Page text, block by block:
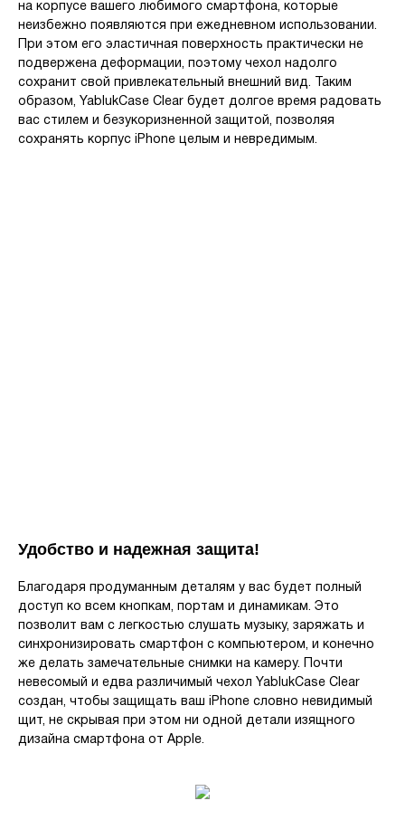
на корпусе вашего любимого смартфона, которые
неизбежно появляются при ежедневном использовании.
При этом его эластичная поверхность практически не
подвержена деформации, поэтому чехол надолго
сохранит свой привлекательный внешний вид. Таким
образом, YablukСase Clear будет долгое время радовать
вас стилем и безукоризненной защитой, позволяя
сохранять корпус iPhone целым и невредимым.
Удобство и надежная защита!
Благодаря продуманным деталям у вас будет полный
доступ ко всем кнопкам, портам и динамикам. Это
позволит вам с легкостью слушать музыку, заряжать и
синхронизировать смартфон с компьютером, и конечно
же делать замечательные снимки на камеру. Почти
невесомый и едва различимый чехол YablukСase Clear
создан, чтобы защищать ваш iPhone словно невидимый
щит, не скрывая при этом ни одной детали изящного
дизайна смартфона от Apple.